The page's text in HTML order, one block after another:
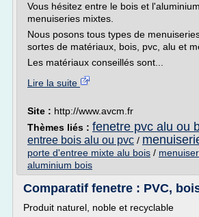
Vous hésitez entre le bois et
menuiseries mixtes.
Nous posons tous types de
sortes de matériaux, bois, pvc, alu et
Les matériaux conseillés sont...
Lire la suite
Site : http://www.avcm.fr
Thèmes liés : fenetre pvc alu ou
entree bois alu ou pvc /
porte d'entree mixte alu bois /
aluminium bois
Comparatif fenetre : PVC,
Produit naturel, noble et recyclable